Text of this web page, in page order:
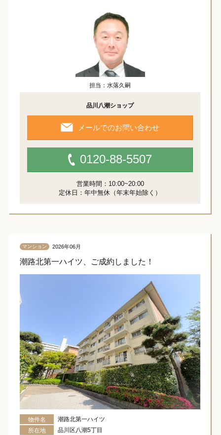
担当：水落久嗣
品川八潮ショップ
メールでのお問い合わせ
0120-88-5507
営業時間：10:00~20:00
定休日：年中無休（年末年始除く）
マンション 2026年06月
潮路北第一ハイツ、ご成約しました！
物件名
潮路北第一ハイツ
所在地
品川区八潮5丁目